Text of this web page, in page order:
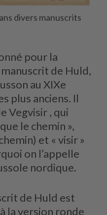
divers manuscrits
pour la
de Huld,
au XIXe
plus anciens. Il
Vegvisir , qui
le chemin »,
et « visir »
on l’appelle
nordique.
de Huld est
la version ronde